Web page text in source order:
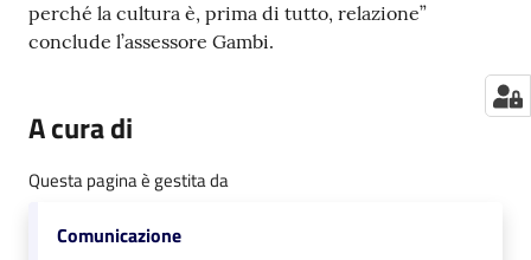
perché la cultura è, prima di tutto, relazione”
conclude l’assessore Gambi.
A cura di
Questa pagina è gestita da
Comunicazione